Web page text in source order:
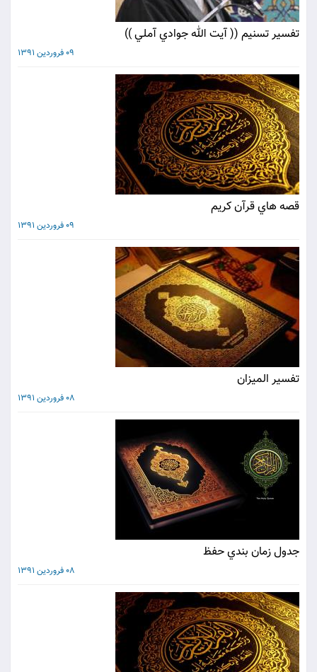
تفسير تسنيم (( آيت الله جوادي آملي ))
09 فروردین 1391
قصه هاي قرآن كريم
09 فروردین 1391
تفسير الميزان
08 فروردین 1391
جدول زمان بندي حفظ
08 فروردین 1391